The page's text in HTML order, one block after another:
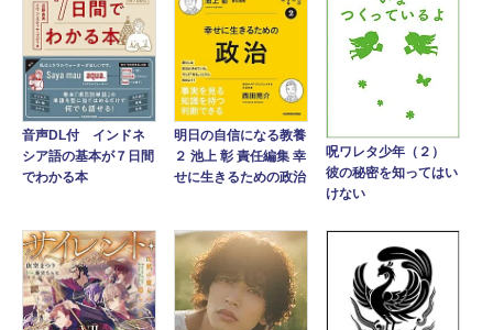
音声DL付 インドネ
シア語の基本が７日間
でわかる本
明日の自信になる教養
２ 池上 彰 責任編集 幸
せに生きるための政治
呪ワレタ少年（２）
彼の秘密を知ってはい
けない